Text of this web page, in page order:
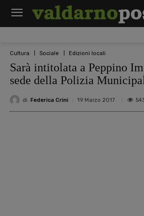
Cultura Sociale Edizioni locali
Sarà intitolata a Peppino
sede della Polizia
di Federica Crini 19 Marzo 2017